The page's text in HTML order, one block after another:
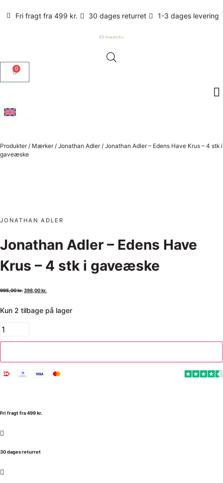
Fri fragt fra 499 kr. 30 dages returret 1-3 dages levering
0
Produkter / Mærker / Jonathan Adler / Jonathan Adler – Edens Have Krus – 4 stk i
gaveæske
JONATHAN ADLER
Jonathan Adler – Edens Have
Krus – 4 stk i gaveæske
995,00kr.398,00kr.
Kun 2 tilbage på lager
Fri fragt fra 499 kr.
30 dages returret